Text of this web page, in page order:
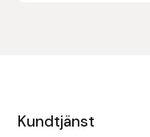
Kundtjänst
Werkman Hoofcare